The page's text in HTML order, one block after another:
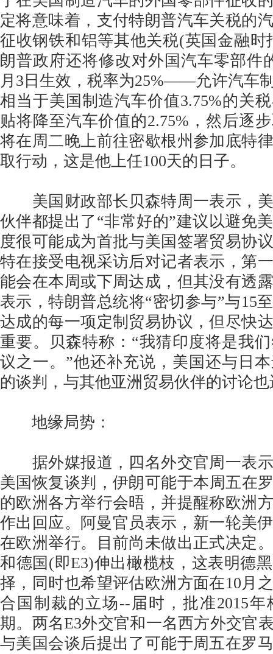
定将意味着，支付特朗普汽车关税的
征收钢铁和铝等其他关税(英国金融时
朗普政府还将修改对外国汽车零部
月3日生效，税率为25%——允许汽车
相当于美国制造汽车价值3.75%的关
贴将降至汽车价值的2.75%，然后逐
将在周二晚上前往密歇根州参加底特
取行动，这是他上任100天的日子。
美国财政部长贝森特周一表示，美
伙伴都提出了“非常好的”建议以避免
度很可能成为首批与美国签署贸易协
特在接受电视采访后对记者表示，第
能会在本周或下周达成，但其没有透
表示，特朗普总统将“密切参与”与15
达成的每一项定制贸易协议，但尽快
重要。贝森特称：“我猜印度将是我
议之一。”他还补充说，美国还与日
的谈判，与其他亚洲贸易伙伴的讨论
地缘局势：
据外媒报道，四名外交官周一表示
美国恢复谈判，伊朗可能于本周五在
的欧洲各方举行会晤，并提醒称欧洲
作出回应。阿曼官员表示，新一轮美
在欧洲举行。目前尚未做出正式决定
和德国(即E3)伸出橄榄枝，这表明德
择，同时也希望评估欧洲方面在10月
合国制裁的立场--届时，批准2015
期。两名E3外交官和一名西方外交官
与美国会谈后提出了可能于周五在罗